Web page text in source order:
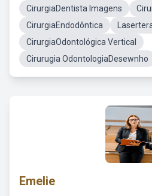
CirurgiaDentista Imagens
CirurgiaEndodôntica
CirurgiaOdontológica Vertical
Cirurugia OdontologiaDesewnho
Emelie